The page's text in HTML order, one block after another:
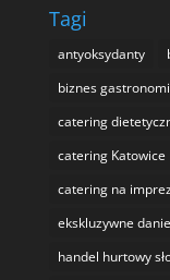
Tagi
antyoksydanty
biznes
catering
catering Katowice
catering na
ekskluzywne danie
handel hurtowy